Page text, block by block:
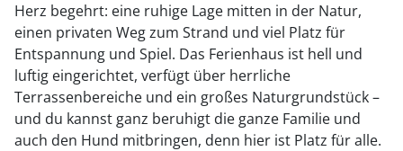
Herz begehrt: eine ruhige Lage mitten in der Natur,
einen privaten Weg zum Strand und viel Platz für
Entspannung und Spiel. Das Ferienhaus ist hell und
luftig eingerichtet, verfügt über herrliche
Terrassenbereiche und ein großes Naturgrundstück –
und du kannst ganz beruhigt die ganze Familie und
auch den Hund mitbringen, denn hier ist Platz für alle.